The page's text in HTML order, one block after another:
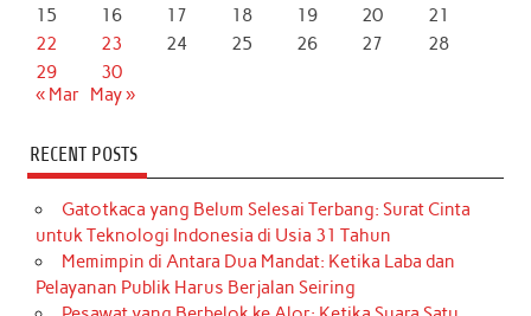
15
16 17 18 19 20
21
22
23 24 25 26 27
28
29
30
« Mar
May »
RECENT POSTS
Gatotkaca yang Belum Selesai Terbang: Surat Cinta
untuk Teknologi Indonesia di Usia 31 Tahun
Memimpin di Antara Dua Mandat: Ketika Laba dan
Pelayanan Publik Harus Berjalan Seiring